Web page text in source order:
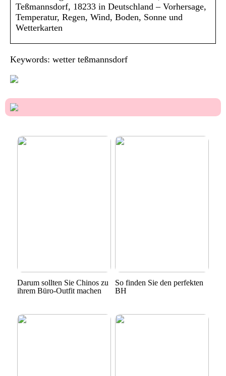
Teßmannsdorf, 18233 in Deutschland – Vorhersage,
Temperatur, Regen, Wind, Boden, Sonne und
Wetterkarten
Keywords: wetter teßmannsdorf
Darum sollten Sie Chinos zu
ihrem Büro-Outfit machen
So finden Sie den perfekten
BH